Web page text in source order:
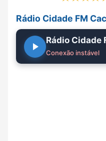
Rádio Cidade FM
Rádio Cidade
Conexão instável